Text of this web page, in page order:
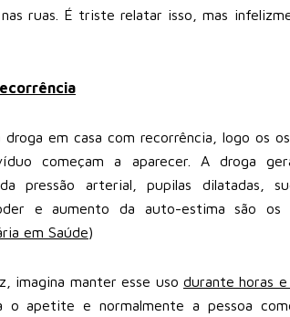
ruas. É triste relatar isso, mas
droga em casa com recorrência, logo os
começam a aparecer. A droga
pressão arterial, pupilas dilatadas,
e aumento da auto-estima são os
em Saúde)
imagina manter esse uso durante horas
apetite e normalmente a pessoa